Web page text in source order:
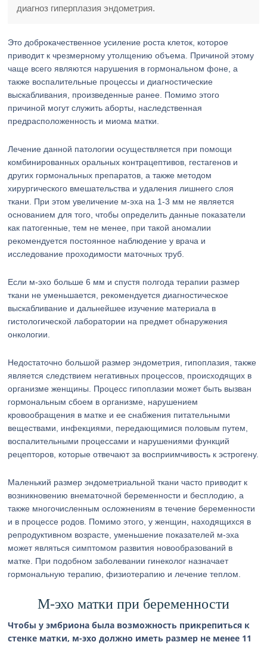
диагноз гиперплазия эндометрия.
Это доброкачественное усиление роста клеток, которое
приводит к чрезмерному утолщению объема. Причиной этому
чаще всего являются нарушения в гормональном фоне, а
также воспалительные процессы и диагностические
выскабливания, произведенные ранее. Помимо этого
причиной могут служить аборты, наследственная
предрасположенность и миома матки.
Лечение данной патологии осуществляется при помощи
комбинированных оральных контрацептивов, гестагенов и
других гормональных препаратов, а также методом
хирургического вмешательства и удаления лишнего слоя
ткани. При этом увеличение м-эха на 1-3 мм не является
основанием для того, чтобы определить данные показатели
как патогенные, тем не менее, при такой аномалии
рекомендуется постоянное наблюдение у врача и
исследование проходимости маточных труб.
Если м-эхо больше 6 мм и спустя полгода терапии размер
ткани не уменьшается, рекомендуется диагностическое
выскабливание и дальнейшее изучение материала в
гистологической лаборатории на предмет обнаружения
онкологии.
Недостаточно большой размер эндометрия, гипоплазия, также
является следствием негативных процессов, происходящих в
организме женщины. Процесс гипоплазии может быть вызван
гормональным сбоем в организме, нарушением
кровообращения в матке и ее снабжения питательными
веществами, инфекциями, передающимися половым путем,
воспалительными процессами и нарушениями функций
рецепторов, которые отвечают за восприимчивость к эстрогену.
Маленький размер эндометриальной ткани часто приводит к
возникновению внематочной беременности и бесплодию, а
также многочисленным осложнениям в течение беременности
и в процессе родов. Помимо этого, у женщин, находящихся в
репродуктивном возрасте, уменьшение показателей м-эха
может являться симптомом развития новообразований в
матке. При подобном заболевании гинеколог назначает
гормональную терапию, физиотерапию и лечение теплом.
М-эхо матки при беременности
Чтобы у эмбриона была возможность прикрепиться к
стенке матки, м-эхо должно иметь размер не менее 11